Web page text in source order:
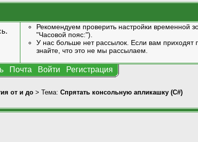
.
Рекомендуем проверить настройки
"Часовой пояс:").
У нас больше нет рассылок. Если вам
знайте, что это не мы рассылаем.
Почта Войти Регистрация
от и до > Тема: Спрятать консольную апликашку (C#)